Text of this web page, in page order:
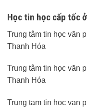
Học tin học cấp tốc
Trung tâm tin học văn
Thanh Hóa
Trung tâm tin học văn
Thanh Hóa
Trung tam tin hoc van